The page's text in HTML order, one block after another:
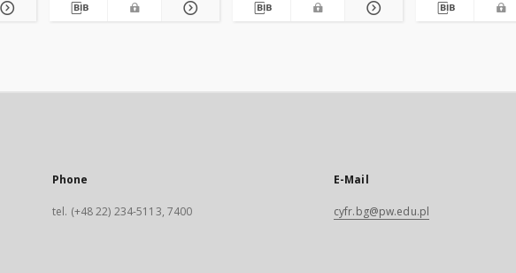
Phone
tel. (+48 22) 234-5113, 7400
E-Mail
cyfr.bg@pw.edu.pl